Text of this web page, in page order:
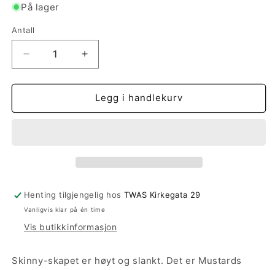
På lager
Antall
Antall
antallet
for
Skinny
Øk
antallet
for
The
Skinny
Legg i handlekurv
Henting tilgjengelig hos TWAS Kirkegata 29
Vanligvis klar på én time
Vis butikkinformasjon
Skinny-skapet er høyt og slankt. Det er Mustards